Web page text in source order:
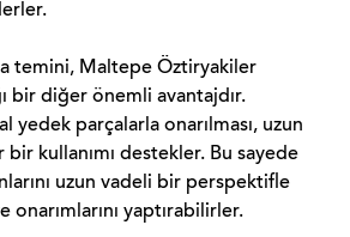
temini, Maltepe Öztiryakiler
bir diğer önemli avantajdır.
yedek parçalarla onarılması, uzun
kullanımı destekler. Bu sayede
uzun vadeli bir perspektifle
onarımlarını yaptırabilirler.